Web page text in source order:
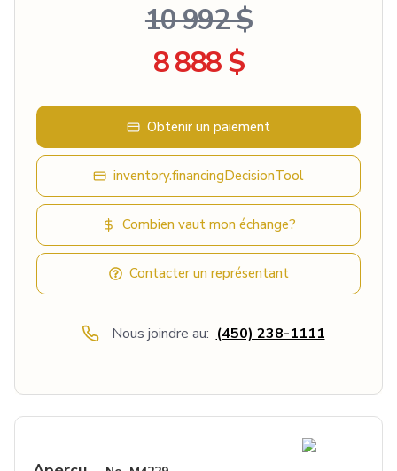
10 992 $
8 888 $
Obtenir un paiement
inventory.financingDecisionTool
Combien vaut mon échange?
Contacter un représentant
Nous joindre au: (450) 238-1111